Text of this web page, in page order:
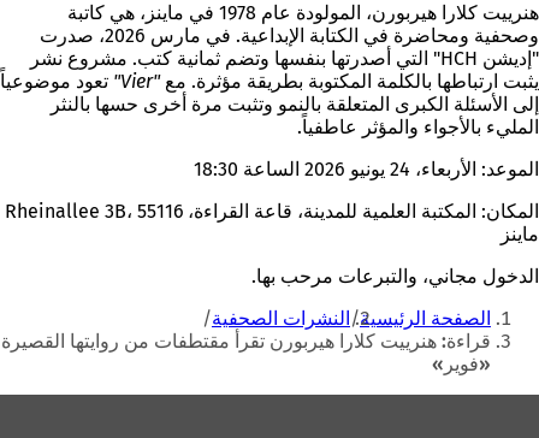
هنرييت كلارا هيربورن، المولودة عام 1978 في ماينز، هي كاتبة
وصحفية ومحاضرة في الكتابة الإبداعية. في مارس 2026، صدرت
"إديشن HCH" التي أصدرتها بنفسها وتضم ثمانية كتب. مشروع نشر
يثبت ارتباطها بالكلمة المكتوبة بطريقة مؤثرة. مع"Vier"
تعود موضوعياً
إلى الأسئلة الكبرى المتعلقة بالنمو وتثبت مرة أخرى حسها بالنثر
المليء بالأجواء والمؤثر عاطفياً.
الموعد: الأربعاء، 24 يونيو 2026 الساعة 18:30
المكان
: المكتبة العلمية للمدينة، قاعة القراءة، Rheinallee 3B، 55116
ماينز
الدخول مجاني، والتبرعات مرحب بها.
أنت
هنا
الصفحة الرئيسية
النشرات الصحفية
قراءة: هنرييت كلارا هيربورن تقرأ مقتطفات من روايتها القصيرة
«فوير»